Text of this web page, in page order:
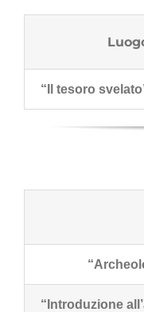
“Il tesoro
“Introduzione